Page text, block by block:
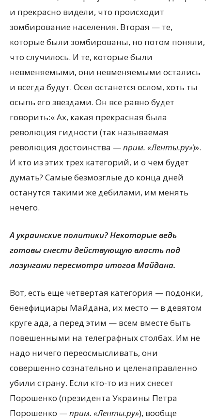
и прекрасно видели, что происходит
зомбирование населения. Вторая — те,
которые были зомбированы, но потом поняли,
что случилось. И те, которые были
невменяемыми, они невменяемыми остались
и всегда будут. Осел останется ослом, хоть ты
осыпь его звездами. Он все равно будет
говорить:« Ах, какая прекрасная была
революция гидности (так называемая
революция достоинства —прим. «Ленты.ру»)».
И кто из этих трех категорий, и о чем будет
думать? Самые безмозглые до конца дней
останутся такими же дебилами, им менять
нечего.
А украинские политики? Некоторые ведь
готовы снести действующую власть под
лозунгами пересмотра итогов Майдана.
Вот, есть еще четвертая категория — подонки,
бенефициары Майдана, их место — в девятом
круге ада, а перед этим — всем вместе быть
повешенными на телеграфных столбах. Им не
надо ничего переосмысливать, они
совершенно сознательно и целенаправленно
убили страну. Если кто-то из них снесет
Порошенко (президента Украины Петра
Порошенко —прим. «Ленты.ру»), вообще